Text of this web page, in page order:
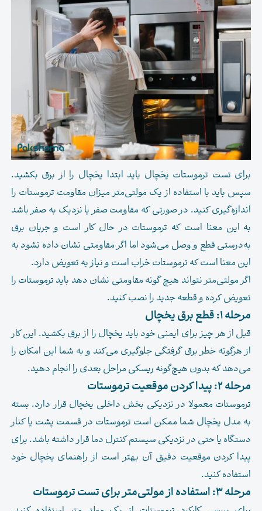
برای تست ترموستات یخچال باید ابتدا یخچال را از برق بکشید.
سپس باید با استفاده از یک مولتی‌متر میزان مقاومت ترموستات را
اندازه‌گیری کنید. در صورتی که مقاومت صفر یا نزدیک به صفر باشد
به این معنا است که ترموستات در حال کار است و جریان برق
به‌درستی قطع و وصل می‌شود اما اگر مقاومتی نشان داده نشود به
این معنا است که ترموستات خراب است و نیاز به تعویض دارد.
اگر مولتی‌متر نتواند هیچ گونه مقاومتی نشان دهد باید ترموستات را
تعویض کرده و قطعه جدید را نصب کنید.
مرحله 1: قطع برق یخچال
قبل از هر چیز برای ایمنی خود باید یخچال را از برق بکشید. این کار
از هرگونه خطر برق گرفتگی جلوگیری می‌کند و به شما این امکان را
می‌دهد که بدون هیچ‌گونه ریسکی مراحل بعدی را انجام دهید.
مرحله 2: پیدا کردن موقعیت ترموستات
ترموستات معمولا در نزدیکی بخش داخلی یخچال قرار دارد. بسته
به مدل یخچال شما ممکن است ترموستات در قسمت پشت یا کنار
دستگاه یا حتی در نزدیکی سیستم کنترل دما قرار داشته باشد. برای
پیدا کردن موقعیت دقیق آن بهتر است از راهنمای یخچال خود
استفاده کنید.
مرحله 3: استفاده از مولتی‌متر برای تست ترموستات